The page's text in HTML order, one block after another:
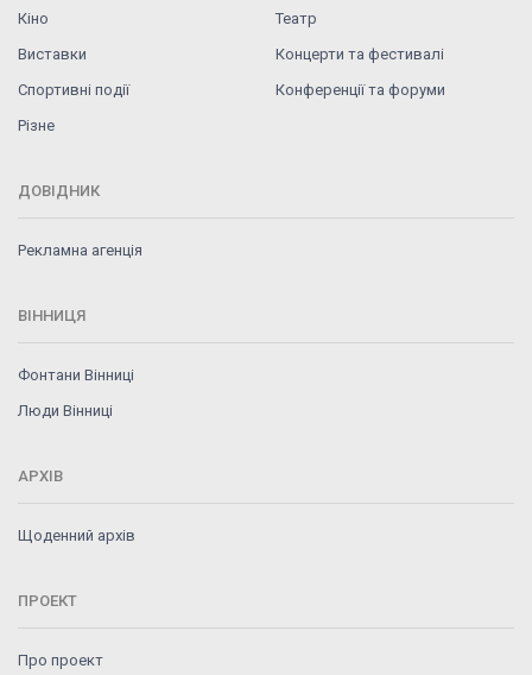
Кіно
Театр
Виставки
Концерти та фестивалі
Спортивні події
Конференції та форуми
Різне
ДОВІДНИК
Рекламна агенція
ВІННИЦЯ
Фонтани Вінниці
Люди Вінниці
АРХІВ
Щоденний архів
ПРОЕКТ
Про проект